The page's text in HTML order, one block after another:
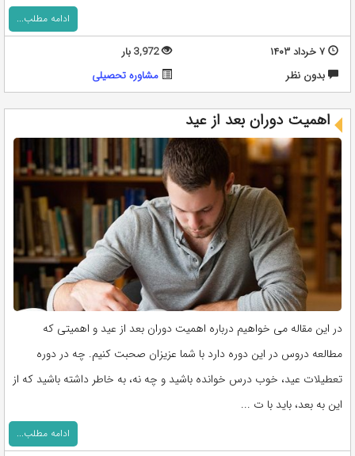
ادامه مطلب...
۷ خرداد ۱۴۰۳
3,972 بار
بدون نظر
مشاوره تحصيلی
اهمیت دوران بعد از عید
در این مقاله می خواهیم درباره اهمیت دوران بعد از عید و اهمیتی که
مطالعه دروس در این دوره دارد با شما عزیزان صحبت کنیم. چه در دوره
تعطیلات عید، خوب درس خوانده باشید و چه نه، به خاطر داشته باشید که از
این به بعد، باید با ت ...
ادامه مطلب...